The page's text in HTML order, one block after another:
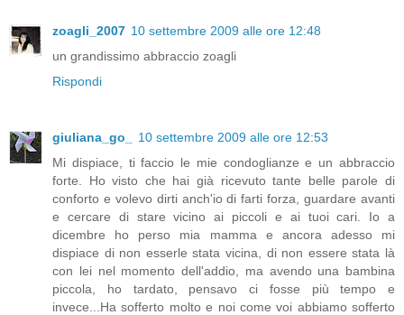
zoagli_2007 10 settembre 2009 alle ore 12:48
un grandissimo abbraccio zoagli
Rispondi
giuliana_go_
10 settembre 2009 alle ore 12:53
Mi dispiace, ti faccio le mie condoglianze e un abbraccio
forte. Ho visto che hai già ricevuto tante belle parole di
conforto e volevo dirti anch'io di farti forza, guardare avanti
e cercare di stare vicino ai piccoli e ai tuoi cari. Io a
dicembre ho perso mia mamma e ancora adesso mi
dispiace di non esserle stata vicina, di non essere stata là
con lei nel momento dell'addio, ma avendo una bambina
piccola, ho tardato, pensavo ci fosse più tempo e
invece...Ha sofferto molto e noi come voi abbiamo sofferto